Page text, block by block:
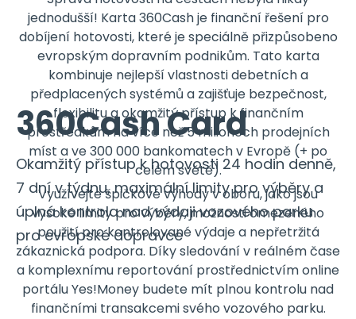
360Cash Card
Okamžitý přístup k hotovosti 24 hodin denně,
7 dní v týdnu, maximální limity pro výběry a
úplná kontrola nad výdaji vozového parku
pro evropské dopravce
jednodušší! Karta 360Cash je finanční řešení pro
dobíjení hotovosti, které je speciálně přizpůsobeno
evropským dopravním podnikům. Tato karta
kombinuje nejlepší vlastnosti debetních a
předplacených systémů a zajišťuje bezpečnost,
flexibilitu a okamžitý přístup k finančním
prostředkům na více než 5 milionech prodejních
míst a ve 300 000 bankomatech v Evropě (+ po
celém světě).
Využívejte špičkové výhody v oboru, jako jsou
vysoké limity pro výběry, možnosti omezeného
použití pro kontrolované výdaje a nepřetržitá
zákaznická podpora. Díky sledování v reálném čase
a komplexnímu reportování prostřednictvím online
portálu Yes!Money budete mít plnou kontrolu nad
finančními transakcemi svého vozového parku.